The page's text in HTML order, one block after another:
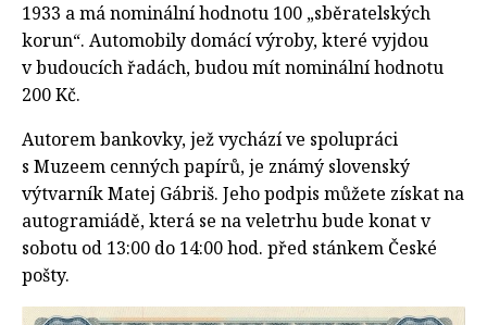
1933 a má nominální hodnotu 100 „sběratelských
korun“. Automobily domácí výroby, které vyjdou
v budoucích řadách, budou mít nominální hodnotu
200 Kč.
Autorem bankovky, jež vychází ve spolupráci
s Muzeem cenných papírů, je známý slovenský
výtvarník Matej Gábriš. Jeho podpis můžete získat na
autogramiádě, která se na veletrhu bude konat v
sobotu od 13:00 do 14:00 hod. před stánkem České
pošty.